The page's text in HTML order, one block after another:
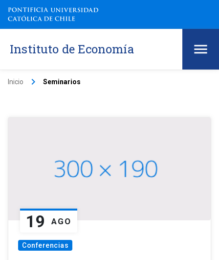
Instituto de Economía
Inicio keyboard_arrow_right Seminarios
19 AGO
Conferencias